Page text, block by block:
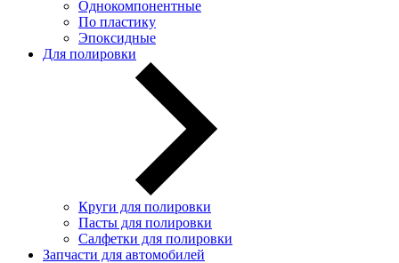
Однокомпонентные
По пластику
Эпоксидные
Для полировки
Круги для полировки
Пасты для полировки
Салфетки для полировки
Запчасти для автомобилей